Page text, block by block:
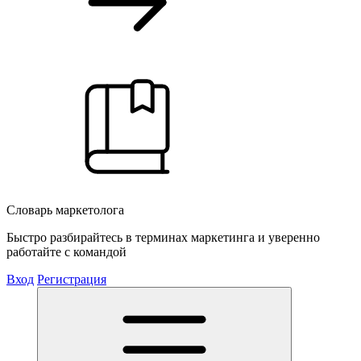
Словарь маркетолога
Быстро разбирайтесь в терминах маркетинга и уверенно
работайте с командой
Вход Регистрация